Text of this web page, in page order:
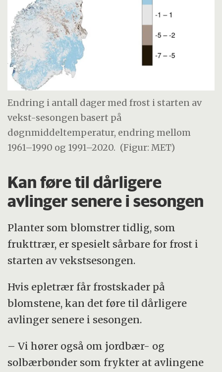
Endring i antall dager med frost i starten av
vekst-sesongen basert på
døgnmiddeltemperatur, endring mellom
1961–1990 og 1991–2020. (Figur: MET)
Kan føre til dårligere
avlinger senere i sesongen
Planter som blomstrer tidlig, som
frukttrær, er spesielt sårbare for frost i
starten av vekstsesongen.
Hvis epletrær får frostskader på
blomstene, kan det føre til dårligere
avlinger senere i sesongen.
– Vi hører også om jordbær- og
solbærbønder som frykter at avlingene